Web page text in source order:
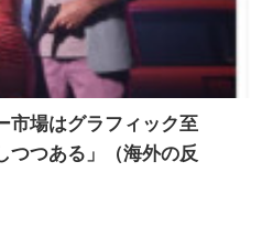
市場はグラフィック至
つつある」（海外の反